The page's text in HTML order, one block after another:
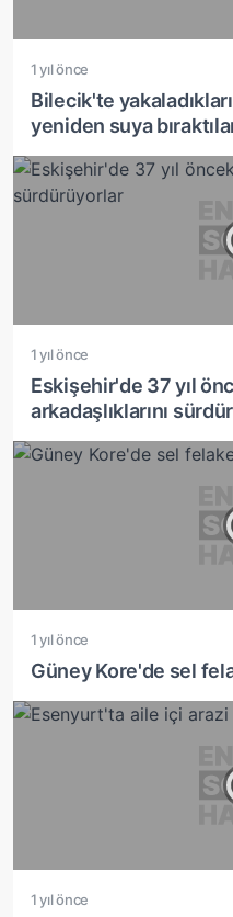
1 yıl önce
Bilecik'te
yeniden suya
1 yıl önce
Eskişehir'de 37 yıl
arkadaşlıklarını
1 yıl önce
Güney Kore'de sel
1 yıl önce